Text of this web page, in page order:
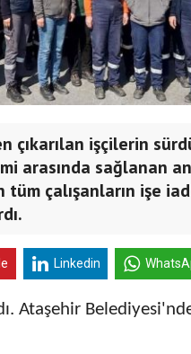
çıkarılan işçilerin
arasında sağlanan
tüm çalışanların işe
Linkedin
Ataşehir